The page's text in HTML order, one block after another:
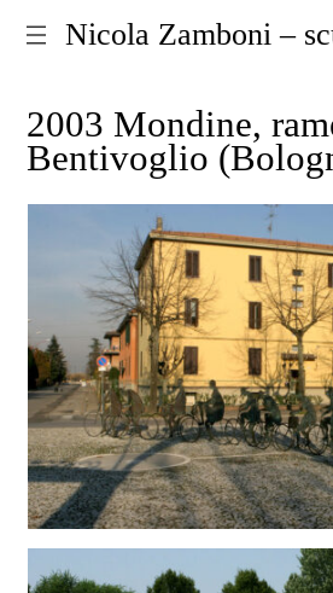
Nicola Zamboni –
2003 Mondine,
Bentivoglio